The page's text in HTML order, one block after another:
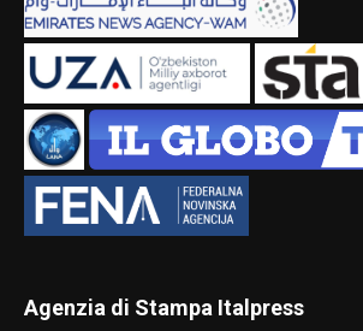
Agenzia di Stampa Italpress